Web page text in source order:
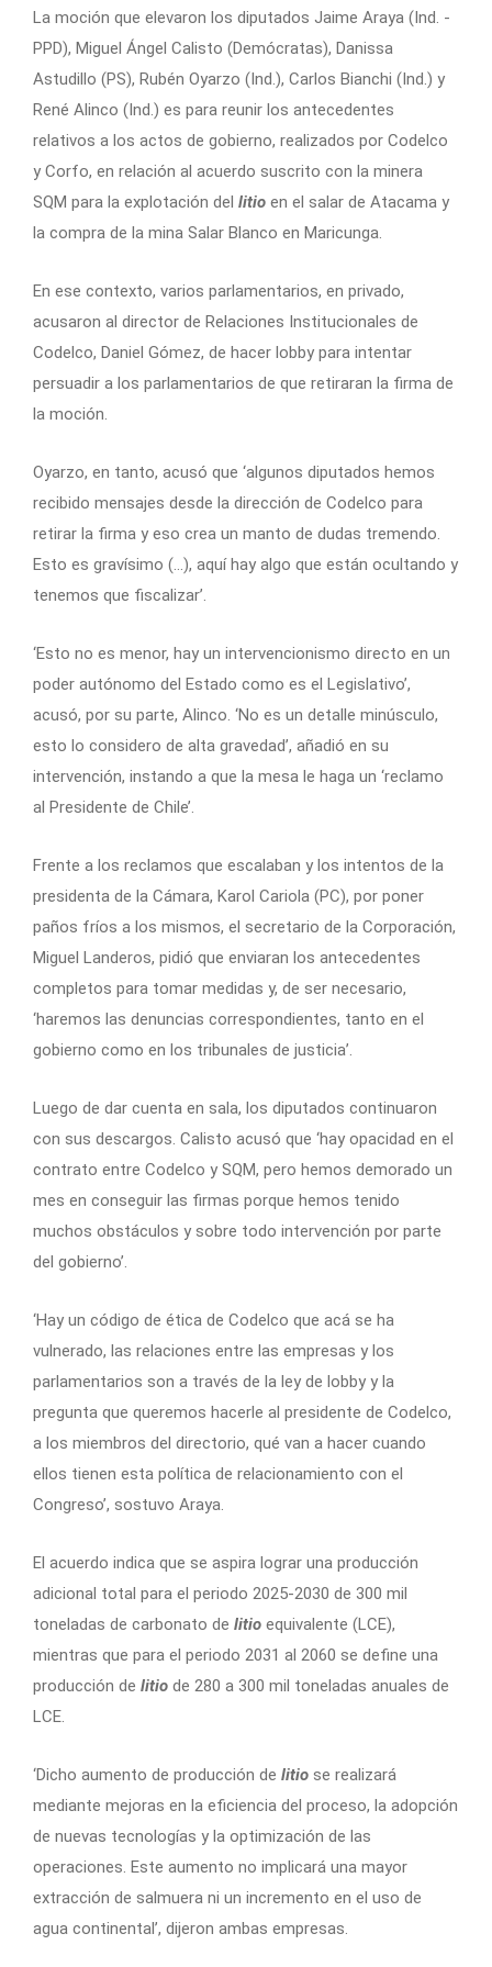
La moción que elevaron los diputados Jaime Araya (Ind. -
PPD), Miguel Ángel Calisto (Demócratas), Danissa
Astudillo (PS), Rubén Oyarzo (Ind.), Carlos Bianchi (Ind.) y
René Alinco (Ind.) es para reunir los antecedentes
relativos a los actos de gobierno, realizados por Codelco
y Corfo, en relación al acuerdo suscrito con la minera
SQM para la explotación del litio en el salar de Atacama y
la compra de la mina Salar Blanco en Maricunga.
En ese contexto, varios parlamentarios, en privado,
acusaron al director de Relaciones Institucionales de
Codelco, Daniel Gómez, de hacer lobby para intentar
persuadir a los parlamentarios de que retiraran la firma de
la moción.
Oyarzo, en tanto, acusó que ‘algunos diputados hemos
recibido mensajes desde la dirección de Codelco para
retirar la firma y eso crea un manto de dudas tremendo.
Esto es gravísimo (…), aquí hay algo que están ocultando y
tenemos que fiscalizar’.
‘Esto no es menor, hay un intervencionismo directo en un
poder autónomo del Estado como es el Legislativo’,
acusó, por su parte, Alinco. ‘No es un detalle minúsculo,
esto lo considero de alta gravedad’, añadió en su
intervención, instando a que la mesa le haga un ‘reclamo
al Presidente de Chile’.
Frente a los reclamos que escalaban y los intentos de la
presidenta de la Cámara, Karol Cariola (PC), por poner
paños fríos a los mismos, el secretario de la Corporación,
Miguel Landeros, pidió que enviaran los antecedentes
completos para tomar medidas y, de ser necesario,
‘haremos las denuncias correspondientes, tanto en el
gobierno como en los tribunales de justicia’.
Luego de dar cuenta en sala, los diputados continuaron
con sus descargos. Calisto acusó que ‘hay opacidad en el
contrato entre Codelco y SQM, pero hemos demorado un
mes en conseguir las firmas porque hemos tenido
muchos obstáculos y sobre todo intervención por parte
del gobierno’.
‘Hay un código de ética de Codelco que acá se ha
vulnerado, las relaciones entre las empresas y los
parlamentarios son a través de la ley de lobby y la
pregunta que queremos hacerle al presidente de Codelco,
a los miembros del directorio, qué van a hacer cuando
ellos tienen esta política de relacionamiento con el
Congreso’, sostuvo Araya.
El acuerdo indica que se aspira lograr una producción
adicional total para el periodo 2025-2030 de 300 mil
toneladas de carbonato de litio equivalente (LCE),
mientras que para el periodo 2031 al 2060 se define una
producción de litio de 280 a 300 mil toneladas anuales de
LCE.
‘Dicho aumento de producción de litio se realizará
mediante mejoras en la eficiencia del proceso, la adopción
de nuevas tecnologías y la optimización de las
operaciones. Este aumento no implicará una mayor
extracción de salmuera ni un incremento en el uso de
agua continental’, dijeron ambas empresas.